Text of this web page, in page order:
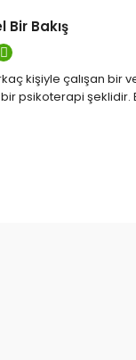
Bakış
kişiyle çalışan bir
psikoterapi şeklidir.